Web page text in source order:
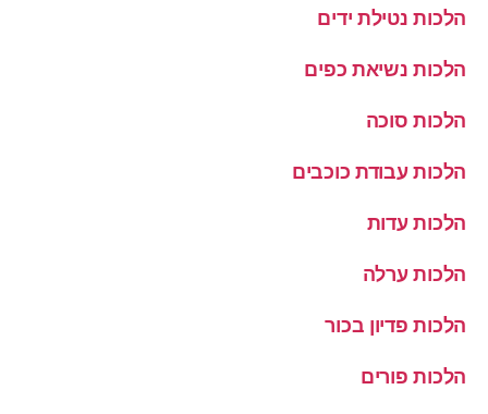
הלכות נטילת ידים
הלכות נשיאת כפים
הלכות סוכה
הלכות עבודת כוכבים
הלכות עדות
הלכות ערלה
הלכות פדיון בכור
הלכות פורים